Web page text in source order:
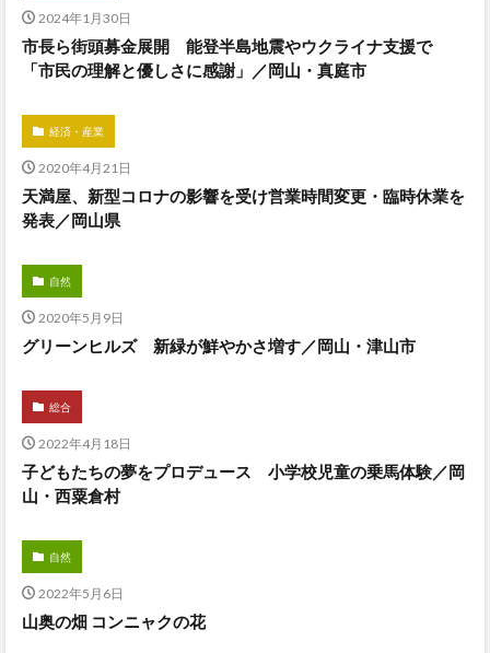
2024年1月30日
市長ら街頭募金展開 能登半島地震やウクライナ支援で
「市民の理解と優しさに感謝」／岡山・真庭市
経済・産業
2020年4月21日
天満屋、新型コロナの影響を受け営業時間変更・臨時休業を
発表／岡山県
自然
2020年5月9日
グリーンヒルズ 新緑が鮮やかさ増す／岡山・津山市
総合
2022年4月18日
子どもたちの夢をプロデュース 小学校児童の乗馬体験／岡
山・西粟倉村
自然
2022年5月6日
山奥の畑 コンニャクの花